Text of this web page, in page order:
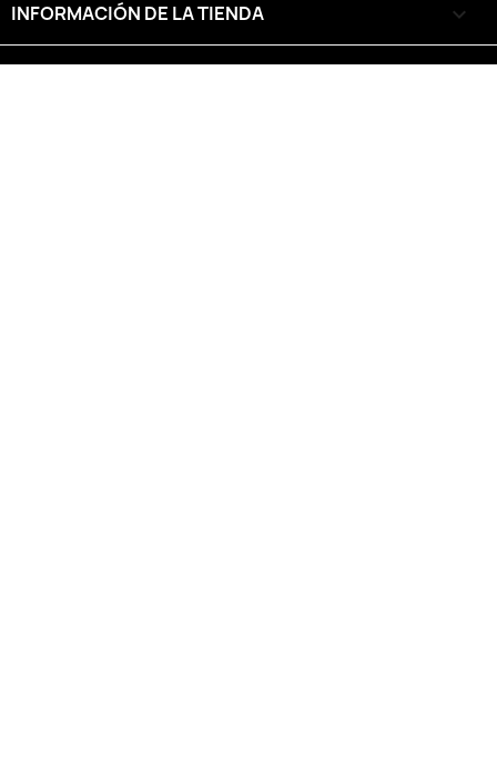
INFORMACIÓN DE LA TIENDA keyboard_arrow_down